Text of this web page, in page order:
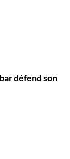
défend son